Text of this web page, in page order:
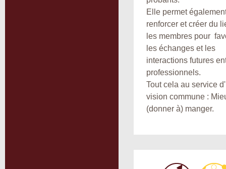
Elle permet
renforcer et créer du
les membres pour
les échanges et les
interactions futures
professionnels.
Tout cela au service
vision commune :
(donner à) manger.